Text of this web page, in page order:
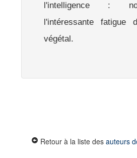
l'intelligence :
l'intéressante fatigue
végétal.
Retour à la liste des auteurs